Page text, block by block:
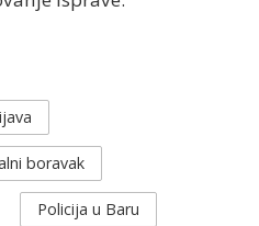
boravak
Policija u Baru